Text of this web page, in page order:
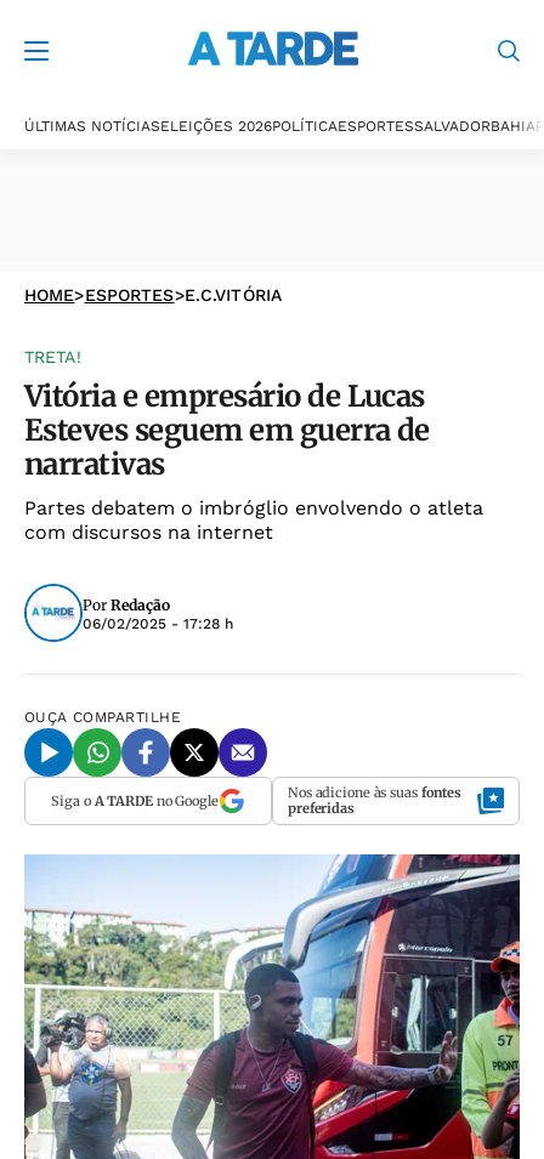
ÚLTIMAS NOTÍCIASELEIÇÕES 2026POLÍTICAESPORTESSALVADORBAHIA
HOME>ESPORTES>E.C.VITÓRIA
TRETA!
Vitória e empresário de Lucas
Esteves seguem em guerra de
narrativas
Partes debatem o imbróglio envolvendo o atleta
com discursos na internet
Por Redação
06/02/2025 - 17:28 h
OUÇA COMPARTILHE
Siga o A TARDEno Google Nos adicione às suas fontes
preferidas